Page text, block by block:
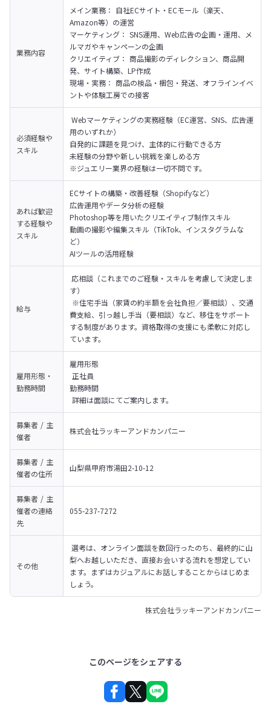
業務内容
メイン業務： 自社ECサイト・ECモール（楽天、
Amazon等）の運営
マーケティング： SNS運用、Web広告の企画・運用、メ
ルマガやキャンペーンの企画
クリエイティブ： 商品撮影のディレクション、商品開
発、サイト構築、LP作成
現場・実務： 商品の検品・梱包・発送、オフラインイベ
ントや体験工房での接客
必須経験や
スキル
用のいずれか）
自発的に課題を見つけ、主体的に行動できる方
未経験の分野や新しい挑戦を楽しめる方
※ジュエリー業界の経験は一切不問です。
あれば歓迎
する経験や
スキル
ECサイトの構築・改善経験（Shopifyなど）
広告運用やデータ分析の経験
Photoshop等を用いたクリエイティブ制作スキル
動画の撮影や編集スキル（TikTok、インスタグラムな
ど）
AIツールの活用経験
給与
す）
費支給、引っ越し手当（要相談）など、移住をサポート
する制度があります。資格取得の支援にも柔軟に対応し
ています。
雇用形態・
勤務時間
雇用形態
勤務時間
詳細は面談にてご案内します。
募集者 / 主
催者
株式会社ラッキーアンドカンパニー
募集者 / 主
催者の住所
山梨県甲府市湯田2-10-12
募集者 / 主
催者の連絡
先
055-237-7272
その他
梨へお越しいただき、直接お会いする流れを想定してい
ます。まずはカジュアルにお話しすることからはじめま
しょう。
株式会社ラッキーアンドカンパニー
このページをシェアする